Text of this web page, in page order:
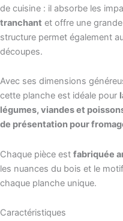
de cuisine : il absorbe les
tranchant et offre une
structure permet également
découpes.
Avec ses dimensions
cette planche est idéale pour
légumes, viandes et
de présentation pour
Chaque pièce est fabriquée
les nuances du bois et le
chaque planche unique.
Caractéristiques